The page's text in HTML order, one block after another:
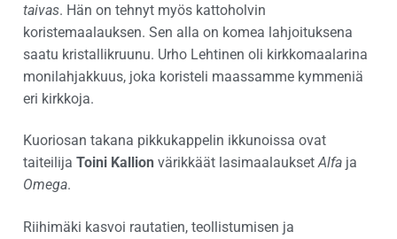
taivas. Hän on tehnyt myös kattoholvin
koristemaalauksen. Sen alla on komea lahjoituksena
saatu kristallikruunu. Urho Lehtinen oli kirkkomaalarina
monilahjakkuus, joka koristeli maassamme kymmeniä
eri kirkkoja.
Kuoriosan takana pikkukappelin ikkunoissa ovat
taiteilija Toini Kallion värikkäät lasimaalauksetAlfa ja
Omega.
Riihimäki kasvoi rautatien, teollistumisen ja